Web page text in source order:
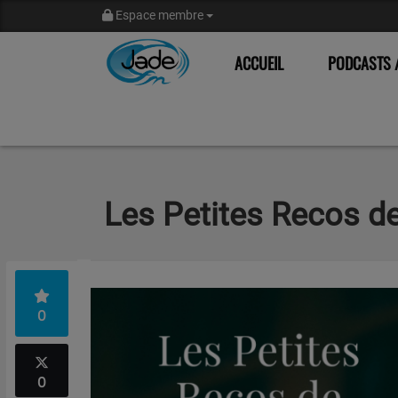
Espace membre
ACCUEIL PODCASTS
Les Petites Recos
0
0